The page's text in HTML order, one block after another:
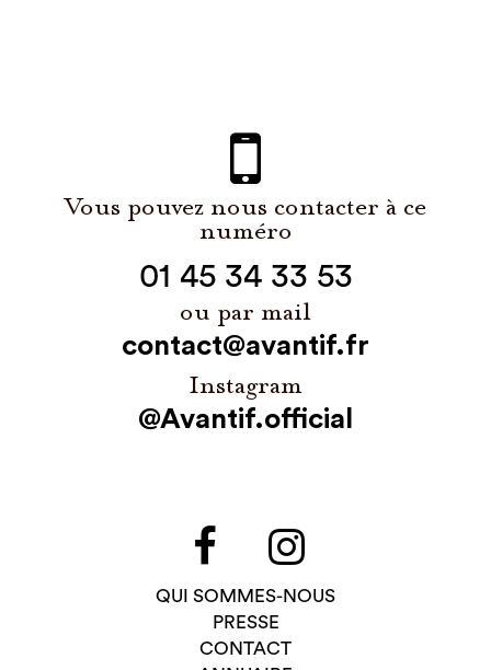
Vous pouvez nous contacter à ce
numéro
01 45 34 33 53
ou par mail
contact@avantif.fr
Instagram
@Avantif.official
QUI SOMMES-NOUS
PRESSE
CONTACT